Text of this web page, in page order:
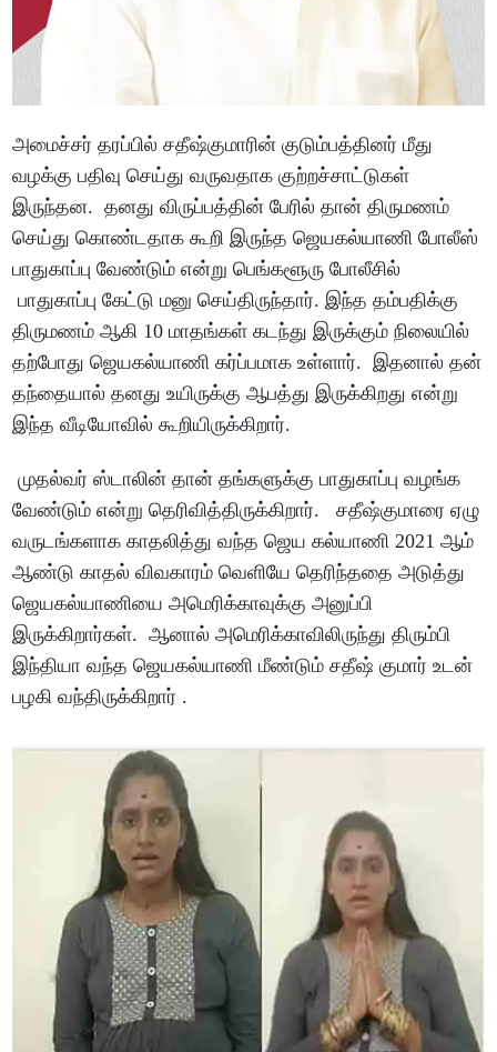
அமைச்சர் தரப்பில் சதீஷ்குமாரின் குடும்பத்தினர் மீது
வழக்கு பதிவு செய்து வருவதாக குற்றச்சாட்டுகள்
இருந்தன. தனது விருப்பத்தின் பேரில் தான் திருமணம்
செய்து கொண்டதாக கூறி இருந்த ஜெயகல்யாணி போலீஸ்
பாதுகாப்பு வேண்டும் என்று பெங்களூரு போலீசில்
பாதுகாப்பு கேட்டு மனு செய்திருந்தார். இந்த தம்பதிக்கு
திருமணம் ஆகி 10 மாதங்கள் கடந்து இருக்கும் நிலையில்
தற்போது ஜெயகல்யாணி கர்ப்பமாக உள்ளார். இதனால் தன்
தந்தையால் தனது உயிருக்கு ஆபத்து இருக்கிறது என்று
இந்த வீடியோவில் கூறியிருக்கிறார்.
முதல்வர் ஸ்டாலின் தான் தங்களுக்கு பாதுகாப்பு வழங்க
வேண்டும் என்று தெரிவித்திருக்கிறார். சதீஷ்குமாரை ஏழு
வருடங்களாக காதலித்து வந்த ஜெய கல்யாணி 2021 ஆம்
ஆண்டு காதல் விவகாரம் வெளியே தெரிந்ததை அடுத்து
ஜெயகல்யாணியை அமெரிக்காவுக்கு அனுப்பி
இருக்கிறார்கள். ஆனால் அமெரிக்காவிலிருந்து திரும்பி
இந்தியா வந்த ஜெயகல்யாணி மீண்டும் சதீஷ் குமார் உடன்
பழகி வந்திருக்கிறார் .